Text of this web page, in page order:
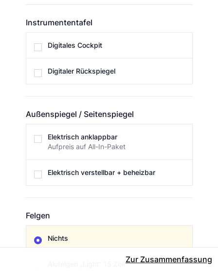
Instrumententafel
Digitales Cockpit
Digitaler Rückspiegel
Außenspiegel / Seitenspiegel
Elektrisch anklappbar
Aufpreis auf All-In-Paket
Elektrisch verstellbar + beheizbar
Felgen
Nichts
Zur Zusammenfassung